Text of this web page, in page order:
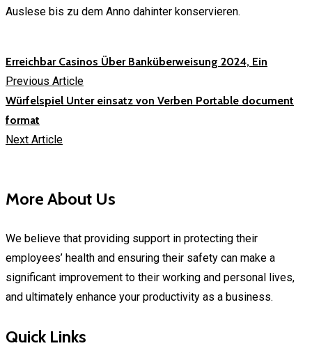
Auslese bis zu dem Anno dahinter konservieren.
Erreichbar Casinos Über Banküberweisung 2024, Ein
Previous Article
Würfelspiel Unter einsatz von Verben Portable document
format
Next Article
More About Us
We believe that providing support in protecting their
employees’ health and ensuring their safety can make a
significant improvement to their working and personal lives,
and ultimately enhance your productivity as a business.
Quick Links